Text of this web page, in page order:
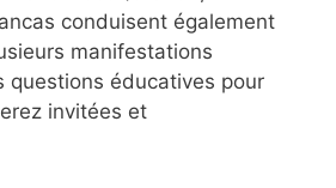
conduisent également
manifestations
questions éducatives pour
invitées et